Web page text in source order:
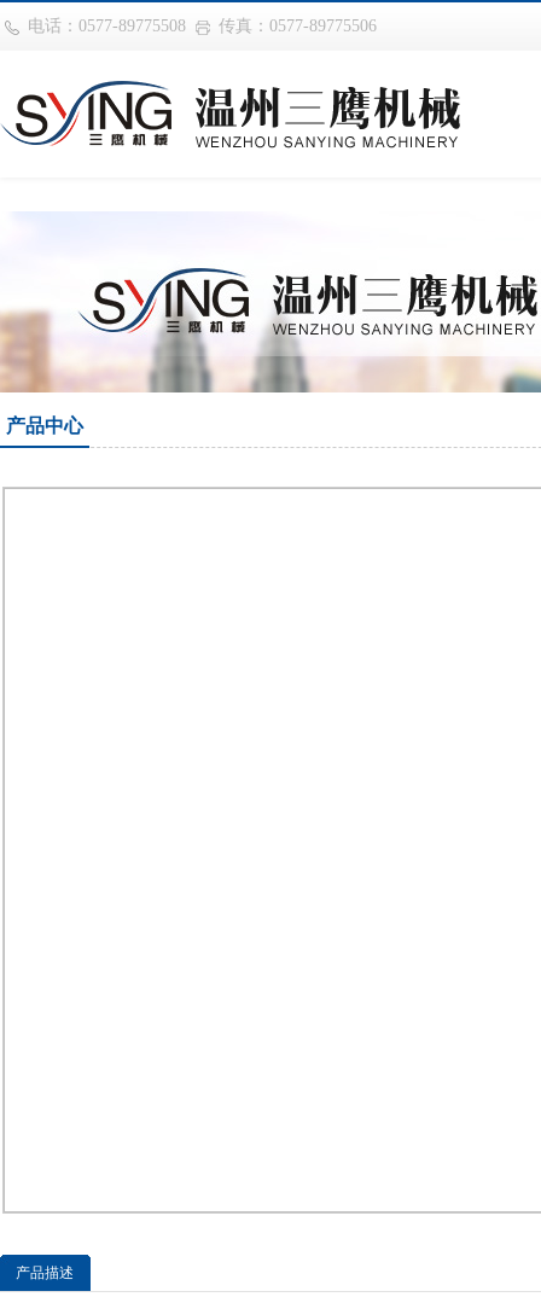
巴西vs摩洛哥
电话：0577-89775508 传真：0577-89775506
产品中心
产品描述